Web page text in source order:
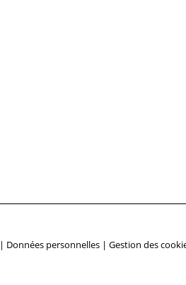
| Données personnelles | Gestion des